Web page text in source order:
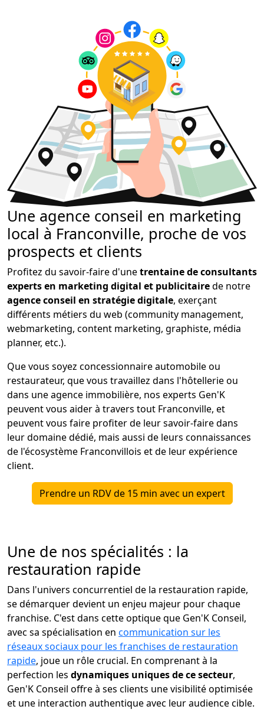
Une agence conseil en marketing
local à Franconville, proche de vos
prospects et clients
Profitez du savoir-faire d'unetrentaine de consultants
experts en marketing digital et publicitairede notre
agence conseil en stratégie digitale, exerçant
différents métiers du web (community management,
webmarketing, content marketing, graphiste, média
planner, etc.).
Que vous soyez concessionnaire automobile ou
restaurateur, que vous travaillez dans l'hôtellerie ou
dans une agence immobilière, nos experts Gen'K
peuvent vous aider à travers tout Franconville, et
peuvent vous faire profiter de leur savoir-faire dans
leur domaine dédié, mais aussi de leurs connaissances
de l'écosystème Franconvillois et de leur expérience
client.
Prendre un RDV de 15 min avec un expert
Une de nos spécialités : la
restauration rapide
Dans l'univers concurrentiel de la restauration rapide,
se démarquer devient un enjeu majeur pour chaque
franchise. C'est dans cette optique que Gen'K Conseil,
avec sa spécialisation en communication sur les
réseaux sociaux pour les franchises de restauration
rapide, joue un rôle crucial. En comprenant à la
perfection les dynamiques uniques de ce secteur,
Gen'K Conseil offre à ses clients une visibilité optimisée
et une interaction authentique avec leur audience cible.